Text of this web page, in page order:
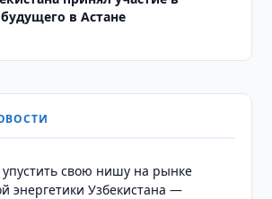
в Астане
свою нишу на рынке
энергетики Узбекистана —